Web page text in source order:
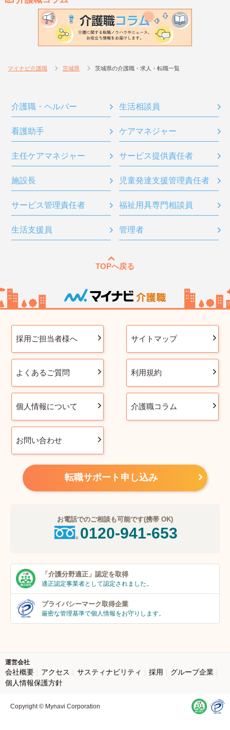
マイナビ介護職 茨城県 茨城県の介護職・求人・転職一覧
介護職・ヘルパー 生活相談員
看護助手 ケアマネジャー
主任ケアマネジャー サービス提供責任者
施設長 児童発達支援管理責任者
サービス管理責任者 福祉用具専門相談員
生活支援員 管理者
TOPへ戻る
採用ご担当者様へ サイトマップ
よくあるご質問 利用規約
個人情報について 介護職コラム
お問い合わせ
転職サポート申し込み
お電話でのご相談も可能です(携帯 OK)
0120-941-653
「介護分野適正」 認定を取得
適正認定事業者として認定されました。
プライバシーマーク取得企業
厳密な管理基準で個人情報をお守りします。
運営会社
会社概要 アクセス サスティナビリティ 採用
グループ企業
個人情報保護方針
Copyright © Mynavi Corporation